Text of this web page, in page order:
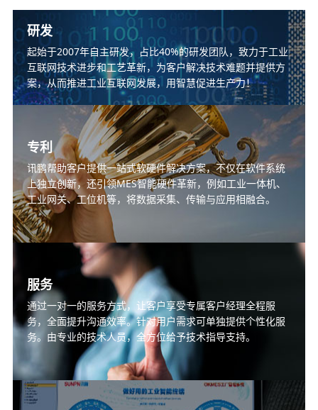
研发
起始于2007年自主研发，占比40%的研发团队，致力于工业
互联网技术进步和工艺革新，为客户解决技术难题并提供方
案，从而推进工业互联网发展，用智慧促进生产力！
专利
讯鹏帮助客户提供一站式软硬件解决方案，不仅在软件系统
上独立创新，还引领MES智能硬件革新，例如工业一体机、
工业网关、工位机等，将数据采集、传输与应用相融合。
服务
通过一对一的服务方式，让客户享受专属客户经理全程服
务，全面提升沟通效率。针对用户需求可单独提供个性化服
务。由专业的技术人员，全方位给予技术指导支持。